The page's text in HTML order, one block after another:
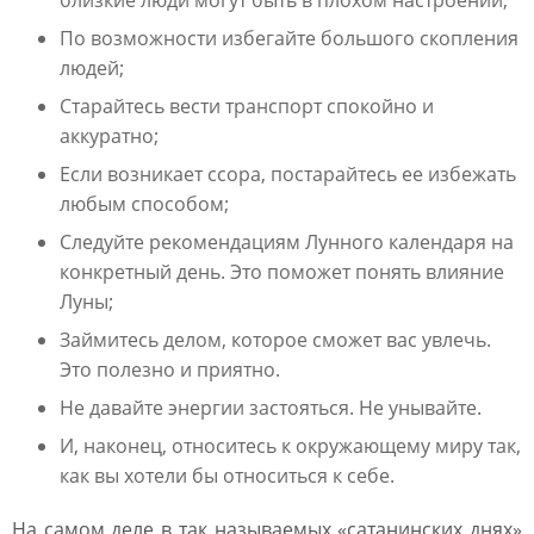
По возможности избегайте большого скопления
людей;
Старайтесь вести транспорт спокойно и
аккуратно;
Если возникает ссора, постарайтесь ее избежать
любым способом;
Следуйте рекомендациям Лунного календаря на
конкретный день. Это поможет понять влияние
Луны;
Займитесь делом, которое сможет вас увлечь.
Это полезно и приятно.
Не давайте энергии застояться. Не унывайте.
И, наконец, относитесь к окружающему миру так,
как вы хотели бы относиться к себе.